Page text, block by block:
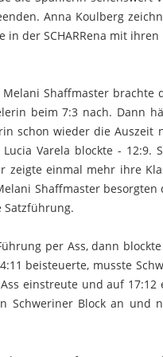
Anna Koulberg
der SCHARRena mit ihren
Shaffmaster brachte
beim 7:3 nach. Dann
schon wieder die Auszeit
Varela blockte - 12:9.
zeigte einmal mehr ihre
Shaffmaster besorgten
Satzführung.
per Ass, dann
beisteuerte, musste
einstreute und auf 17:12
Schweriner Block an und